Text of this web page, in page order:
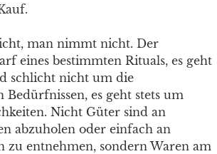
man nimmt nicht. Der
eines bestimmten Rituals, es geht
schlicht nicht um die
es geht stets um
Nicht Güter sind an
abzuholen oder einfach an
zu entnehmen, sondern Waren am